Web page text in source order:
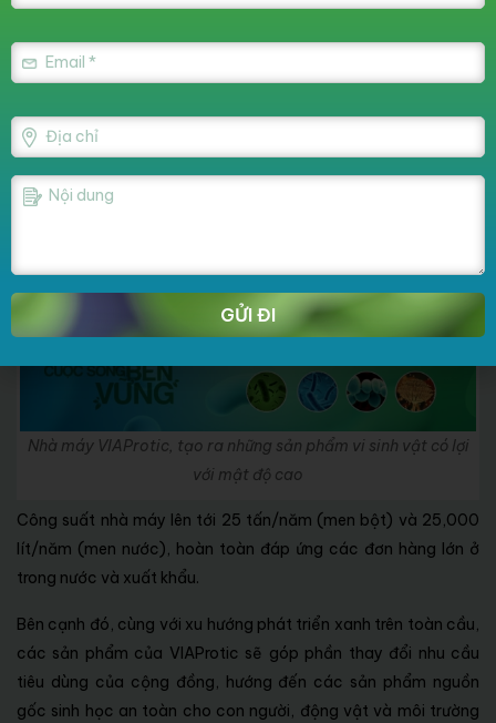
kín, cùng hệ thống sấy đông khô, phun sấy công suất lớn của
nhà máy VIAProtic, tạo ra những sản phẩm vi sinh vật có lợi với
nhiệt độ cao lên tới 95
Nhà máy VIAProtic, tạo ra những sản phẩm vi sinh vật có lợi
với mật độ cao
Công suất nhà máy lên tới 25 tấn/năm (men bột) và 25,000
lít/năm (men nước), hoàn toàn đáp ứng các đơn hàng lớn ở
trong nước và xuất khẩu.
Bên cạnh đó, cùng với xu hướng phát triển xanh trên toàn cầu,
các sản phẩm của VIAProtic sẽ góp phần thay đổi nhu cầu
tiêu dùng của cộng đồng, hướng đến các sản phẩm nguồn
gốc sinh học an toàn cho con người, động vật và môi trường
GỬI ĐI